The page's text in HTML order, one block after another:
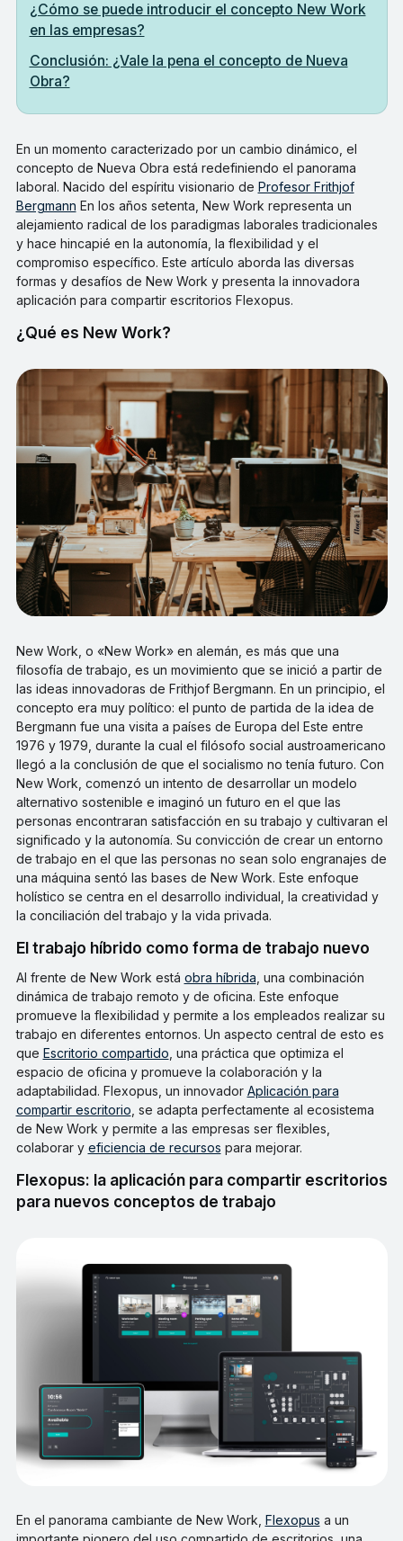
¿Cómo se puede introducir el concepto New Work
en las empresas?
Conclusión: ¿Vale la pena el concepto de Nueva
Obra?
En un momento caracterizado por un cambio dinámico, el
concepto de Nueva Obra está redefiniendo el panorama
laboral. Nacido del espíritu visionario de Profesor Frithjof
Bergmann En los años setenta, New Work representa un
alejamiento radical de los paradigmas laborales tradicionales
y hace hincapié en la autonomía, la flexibilidad y el
compromiso específico. Este artículo aborda las diversas
formas y desafíos de New Work y presenta la innovadora
aplicación para compartir escritorios Flexopus.
¿Qué es New Work?
New Work, o «New Work» en alemán, es más que una
filosofía de trabajo, es un movimiento que se inició a partir de
las ideas innovadoras de Frithjof Bergmann. En un principio, el
concepto era muy político: el punto de partida de la idea de
Bergmann fue una visita a países de Europa del Este entre
1976 y 1979, durante la cual el filósofo social austroamericano
llegó a la conclusión de que el socialismo no tenía futuro. Con
New Work, comenzó un intento de desarrollar un modelo
alternativo sostenible e imaginó un futuro en el que las
personas encontraran satisfacción en su trabajo y cultivaran el
significado y la autonomía. Su convicción de crear un entorno
de trabajo en el que las personas no sean solo engranajes de
una máquina sentó las bases de New Work. Este enfoque
holístico se centra en el desarrollo individual, la creatividad y
la conciliación del trabajo y la vida privada.
El trabajo híbrido como forma de trabajo nuevo
Al frente de New Work está obra híbrida , una combinación
dinámica de trabajo remoto y de oficina. Este enfoque
promueve la flexibilidad y permite a los empleados realizar su
trabajo en diferentes entornos. Un aspecto central de esto es
que Escritorio compartido , una práctica que optimiza el
espacio de oficina y promueve la colaboración y la
adaptabilidad. Flexopus, un innovador Aplicación para
compartir escritorio , se adapta perfectamente al ecosistema
de New Work y permite a las empresas ser flexibles,
colaborar y eficiencia de recursos para mejorar.
Flexopus: la aplicación para compartir escritorios
para nuevos conceptos de trabajo
En el panorama cambiante de New Work, Flexopus a un